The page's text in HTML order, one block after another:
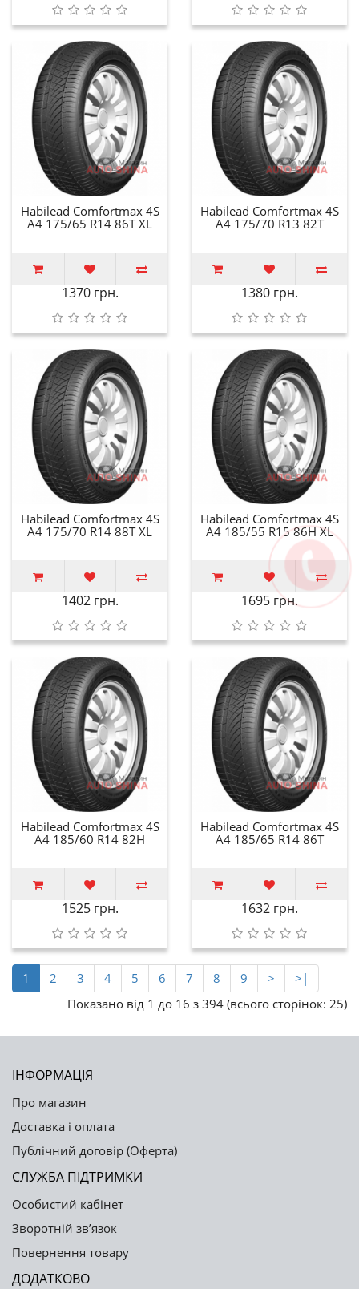
Habilead Comfortmax 4S
A4 175/65 R14 86T XL
1370 грн.
Habilead Comfortmax 4S
A4 175/70 R13 82T
1380 грн.
Habilead Comfortmax 4S
A4 175/70 R14 88T XL
1402 грн.
Habilead Comfortmax 4S
A4 185/55 R15 86H XL
1695 грн.
Habilead Comfortmax 4S
A4 185/60 R14 82H
1525 грн.
Habilead Comfortmax 4S
A4 185/65 R14 86T
1632 грн.
1 2 3 4 5 6 7 8 9 >
>|
Показано від 1 до 16 з 394 (всього сторінок: 25)
ІНФОРМАЦІЯ
Про магазин
Доставка і оплата
Публічний договір (Оферта)
СЛУЖБА ПІДТРИМКИ
Особистий кабінет
Зворотній зв’язок
Повернення товару
ДОДАТКОВО